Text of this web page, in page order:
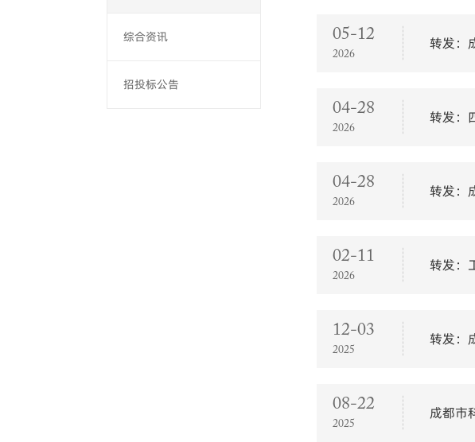
综合资讯
招投标公告
05-12
2026
04-28
2026
转发：
04-28
2026
转发：
02-11
2026
转发：
12-03
2025
转发：
08-22
2025
成都市